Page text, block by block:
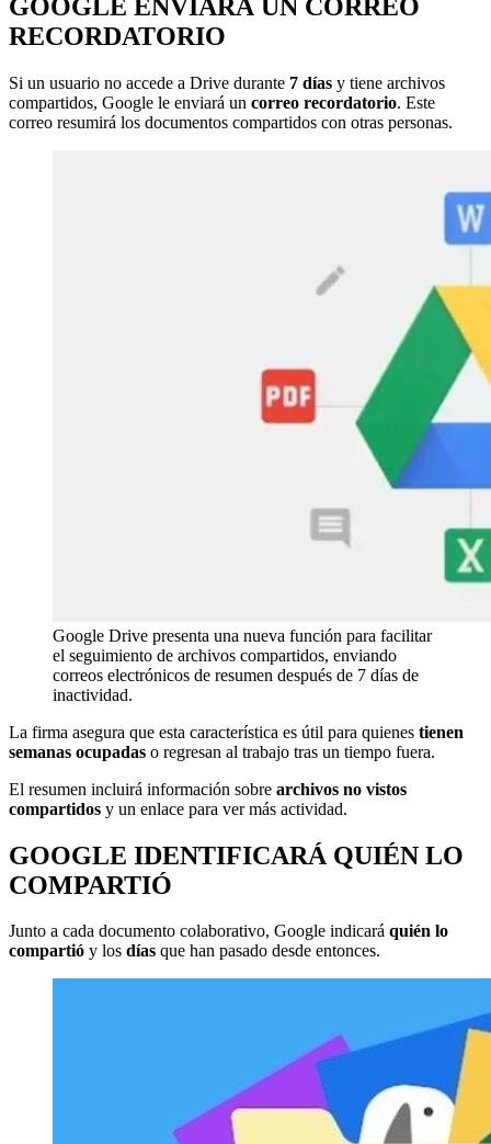
GOOGLE ENVIARÁ UN CORREO
RECORDATORIO
Si un usuario no accede a Drive durante 7 días y tiene archivos
compartidos, Google le enviará un correo recordatorio. Este
correo resumirá los documentos compartidos con otras personas.
Google Drive presenta una nueva función para facilitar
el seguimiento de archivos compartidos, enviando
correos electrónicos de resumen después de 7 días de
inactividad.
La firma asegura que esta característica es útil para quienes tienen
semanas ocupadas o regresan al trabajo tras un tiempo fuera.
El resumen incluirá información sobre archivos no vistos
compartidos y un enlace para ver más actividad.
GOOGLE IDENTIFICARÁ QUIÉN LO
COMPARTIÓ
Junto a cada documento colaborativo, Google indicará quién lo
compartió y los días que han pasado desde entonces.